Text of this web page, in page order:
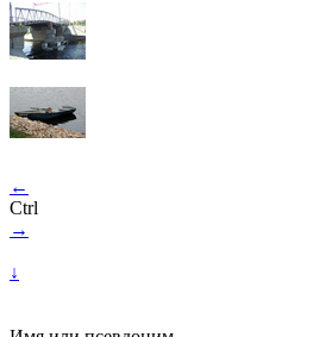
←
Ctrl
→
↓